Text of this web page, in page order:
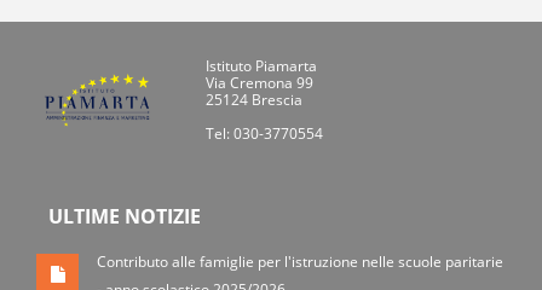
Istituto Piamarta
Via Cremona 99
25124 Brescia
Tel: 030-3770554
ULTIME NOTIZIE
Contributo alle famiglie per l'istruzione nelle scuole paritarie